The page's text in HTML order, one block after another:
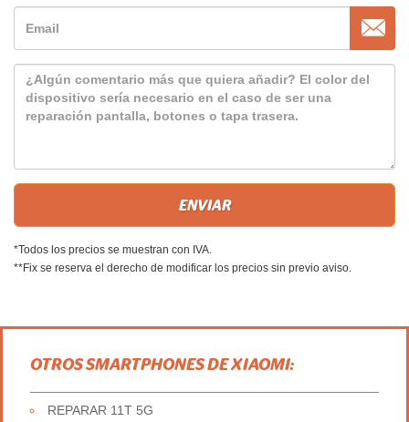
*Todos los precios se muestran con IVA.
**Fix se reserva el derecho de modificar los precios sin previo aviso.
OTROS SMARTPHONES DE XIAOMI:
REPARAR 11T 5G